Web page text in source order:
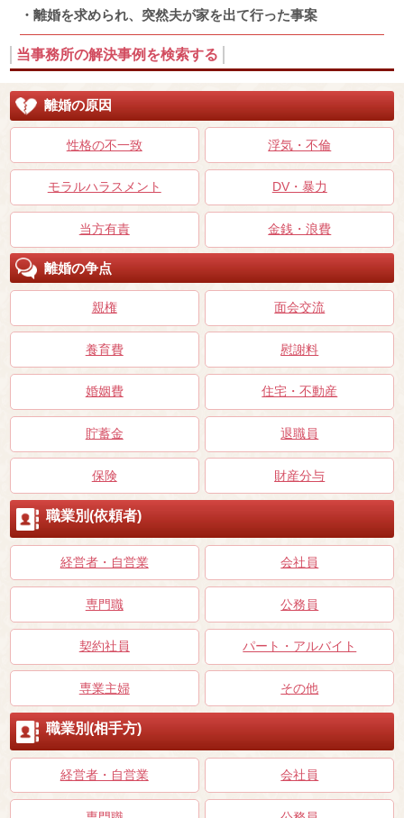
離婚を求められ、突然夫が家を出て行った事案
当事務所の解決事例を検索する
離婚の原因
性格の不一致 浮気・不倫
モラルハラスメント DV・暴力
当方有責 金銭・浪費
離婚の争点
親権 面会交流
養育費 慰謝料
婚姻費 住宅・不動産
貯蓄金 退職員
保険 財産分与
職業別(依頼者)
経営者・自営業 会社員
専門職 公務員
契約社員 パート・アルバイト
専業主婦 その他
職業別(相手方)
経営者・自営業 会社員